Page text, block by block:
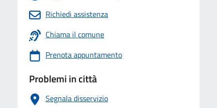
Richiedi assistenza
Chiama il comune
Prenota appuntamento
Problemi in città
Segnala disservizio